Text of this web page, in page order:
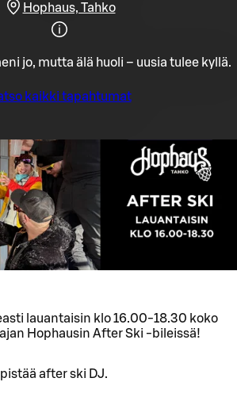
Hophaus, Tahko
jo, mutta älä huoli – uusia tulee kyllä.
kaikki tapahtumat
lauantaisin klo 16.00-18.30 koko
Hophausin After Ski -bileissä!
after ski DJ.